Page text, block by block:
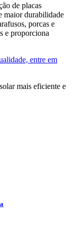
de placas
maior durabilidade
porcas e
e proporciona
entre em
mais eficiente e